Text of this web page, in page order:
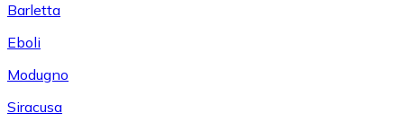
Barletta
Eboli
Modugno
Siracusa